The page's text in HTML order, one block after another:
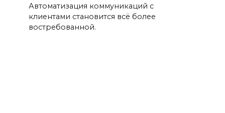
Автоматизация коммуникаций с
клиентами становится всё более
востребованной.